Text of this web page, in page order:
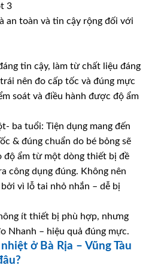
3
an toàn và tin cậy rộng đối với
tin cậy, làm từ chất liệu đáng
nên đo cấp tốc và đúng mực
soát và điều hành được độ ẩm
ba tuổi: Tiện dụng mang đến
& đúng chuẩn do bé bỏng sẽ
độ ẩm từ một dòng thiết bị đề
công dụng đúng. Không nên
vì lỗ tai nhỏ nhắn – dễ bị
ít thiết bị phù hợp, nhưng
Nhanh – hiệu quả đúng mực.
ở Bà Rịa – Vũng Tàu